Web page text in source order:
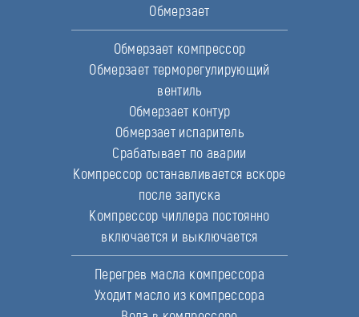
Обмерзает
Обмерзает компрессор
Обмерзает терморегулирующий
вентиль
Обмерзает контур
Обмерзает испаритель
Срабатывает по аварии
Компрессор останавливается вскоре
после запуска
Компрессор чиллера постоянно
включается и выключается
Перегрев масла компрессора
Уходит масло из компрессора